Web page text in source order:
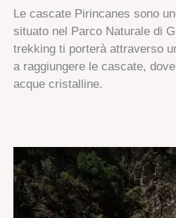
Le cascate Pirincanes sono
situato nel Parco Naturale di
trekking ti porterà attraverso
a raggiungere le cascate,
acque cristalline.